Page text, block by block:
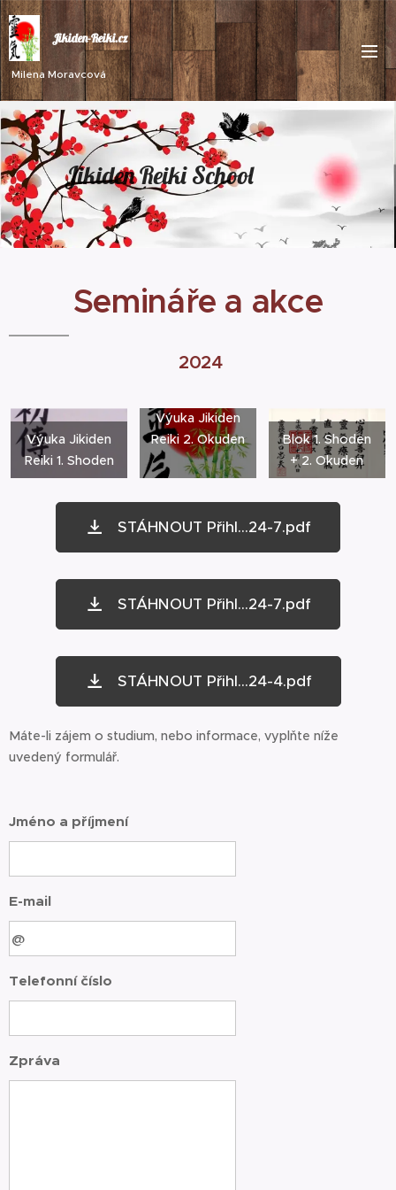
Jikiden-Reiki.cz
Milena Moravcová
Jikiden Reiki School
Semináře a akce
2024
Výuka Jikiden
Reiki 1. Shoden
Výuka Jikiden
Reiki 2. Okuden
Blok 1. Shoden
+ 2. Okuden
STÁHNOUT Přihl...24-7.pdf
STÁHNOUT Přihl...24-7.pdf
STÁHNOUT Přihl...24-4.pdf
Máte-li zájem o studium, nebo informace, vyplňte níže
uvedený formulář.
Jméno a příjmení
E-mail
Telefonní číslo
Zpráva